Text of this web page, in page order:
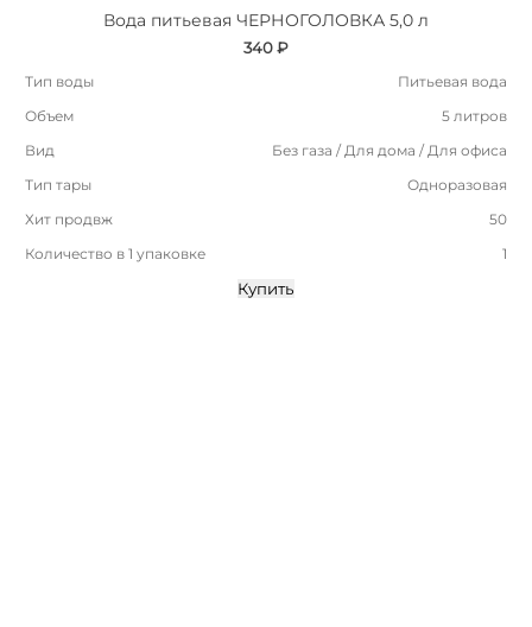
Вода питьевая ЧЕРНОГОЛОВКА 5,0 л
340 ₽
Тип воды
Питьевая вода
Объем
5 литров
Вид
Без газа / Для дома / Для офиса
Тип тары
Одноразовая
Хит продвж
50
Количество в 1 упаковке
1
Купить